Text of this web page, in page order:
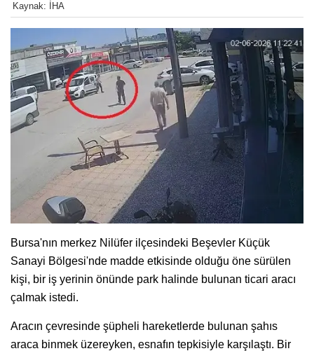
Kaynak: İHA
Bursa'nın merkez Nilüfer ilçesindeki Beşevler Küçük
Sanayi Bölgesi'nde madde etkisinde olduğu öne sürülen
kişi, bir iş yerinin önünde park halinde bulunan ticari aracı
çalmak istedi.
Aracın çevresinde şüpheli hareketlerde bulunan şahıs
araca binmek üzereyken, esnafın tepkisiyle karşılaştı. Bir